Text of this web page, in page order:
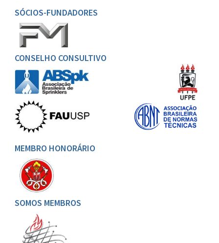
SÓCIOS-FUNDADORES
CONSELHO CONSULTIVO
MEMBRO HONORÁRIO
SOMOS MEMBROS